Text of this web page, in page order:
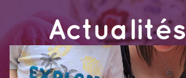
Actualités